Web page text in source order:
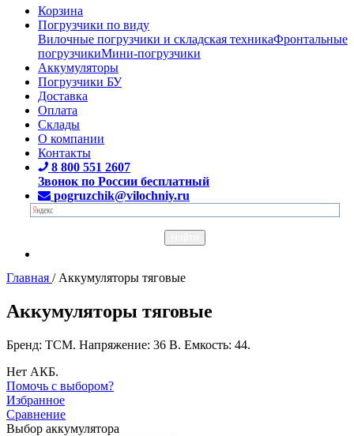
Корзина
Погрузчики по виду
Вилочные погрузчики и складская техникаФронтальные
погрузчикиМини-погрузчики
Аккумуляторы
Погрузчики БУ
Доставка
Оплата
Склады
О компании
Контакты
8 800 551 2607
Звонок по России бесплатный
pogruzchik@vilochniy.ru
Главная / Аккумуляторы тяговые
Аккумуляторы тяговые
Бренд: TCM. Напряжение: 36 В. Емкость: 44.
Нет АКБ.
Помочь с выбором?
Избранное
Сравнение
Выбор аккумулятора